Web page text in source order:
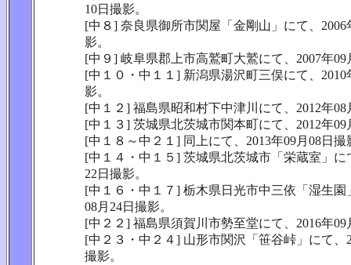
10日撮影。
[中８] 奈良県御所市関屋「金剛山」にて、2006
影。
[中９] 岐阜県郡上市高鷲町大鷲にて、2007年09
[中１０・中１１] 新潟県湯沢町三俣にて、2010
影。
[中１２] 福島県昭和村下中津川にて、2012年08
[中１３] 茨城県北茨城市関本町にて、2012年09
[中１８～中２１] 同上にて、2013年09月08日撮
[中１４・中１５] 茨城県北茨城市「栄蔵室」に
22日撮影。
[中１６・中１７] 栃木県日光市中三依「湿生園
08月24日撮影。
[中２２] 福島県須賀川市勢至堂にて、2016年09
[中２３・中２４] 山形市関沢「笹谷峠」にて、
撮影。